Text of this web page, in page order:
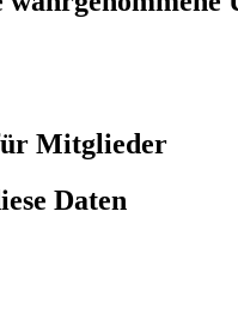
Mitglieder
Daten